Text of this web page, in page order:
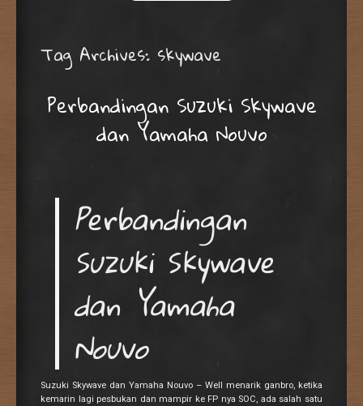
Tag Archives: skywave
Perbandingan Suzuki Skywave
dan Yamaha Nouvo
Perbandingan
Suzuki Skywave
dan Yamaha
Nouvo
Suzuki Skywave dan Yamaha Nouvo – Well menarik ganbro, ketika
kemarin lagi pesbukan dan mampir ke FP nya SOC, ada salah satu